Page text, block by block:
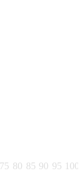
75 80 85 90 95 100